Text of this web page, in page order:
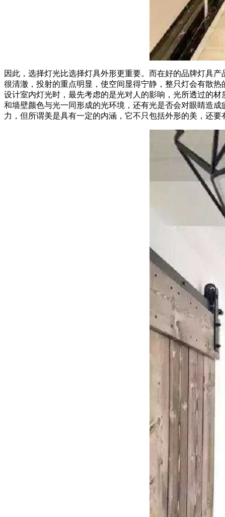
因此，选择灯光比选择灯具外形更重要。而在好的品牌灯具
很清澈，投射的重点明显，使空间显得宁静，整只灯会有散
设计室内灯光时，最先考虑的是光对人的影响，光所透过的
和墙壁颜色与光一同形成的光环境，还有光是否会对眼睛造
力，但所谓美是具有一定的内涵，它不只包括外形的美，还要